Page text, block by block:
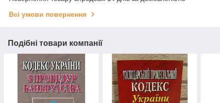
Всі умови повернення
Подібні товари компанії